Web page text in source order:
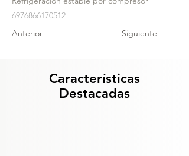
6976866170512
Anterior
Siguiente
Características
Destacadas